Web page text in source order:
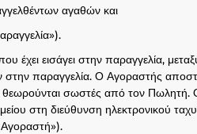
αγαθών και
έχει εισάγει στην παραγγελία,
παραγγελία. Ο Αγοραστής
θεωρούνται σωστές από τον
στη διεύθυνση ηλεκτρονικού
Αγοραστή»).